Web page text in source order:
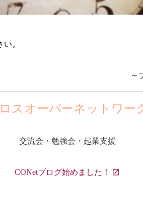
。
～
スオーバーネットワー
交流会・勉強会・起業支援
CONetブログ始めました！